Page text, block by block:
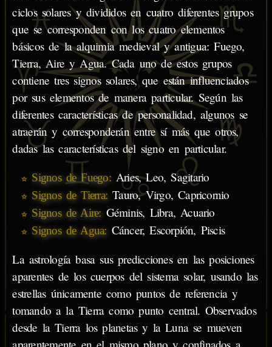
ciclos solares y divididos en cuatro diferentes grupos
que se corresponden con los cuatro elementos
básicos de la alquimia medieval y antigua: Fuego,
Tierra, Aire y Agua. Cada uno de estos grupos
contiene tres signos solares, que están influenciados
por sus elementos de manera particular. Según las
diferentes características de personalidad, algunos se
atraerán y corresponderán entre sí más que otros,
dadas las características del signo en particular.
Signos de Fuego:Aries, Leo, Sagitario
Signos de Tierra: Tauro, Virgo, Capricornio
Signos de Aire: Géminis, Libra, Acuario
Signos de Agua: Cáncer, Escorpión, Piscis
La astrología basa sus predicciones en las posiciones
aparentes de los cuerpos del sistema solar, usando las
estrellas únicamente como puntos de referencia y
tomando a la Tierra como punto central. Observados
desde la Tierra los planetas y la Luna se mueven